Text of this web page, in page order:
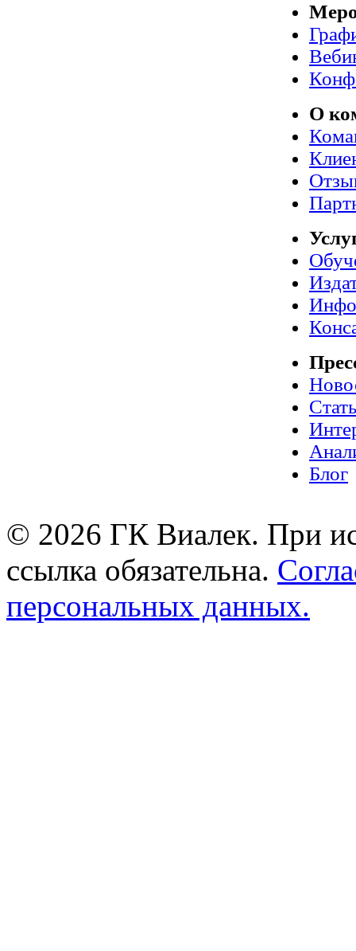
О
Блог
© 2026 ГК Виалек. При
ссылка обязательна.
персональных данных.